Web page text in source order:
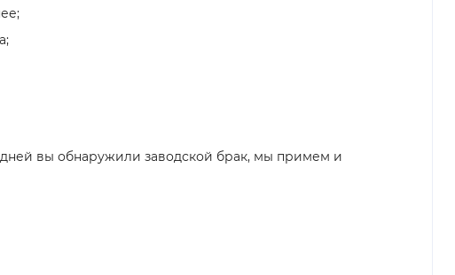
дней вы обнаружили заводской брак, мы примем и